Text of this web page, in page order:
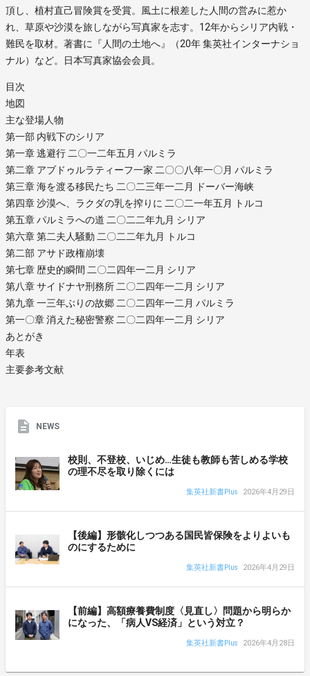
頂し、植村直己冒険賞を受賞。風土に根差した人間の営みに惹か
れ、草原や沙漠を旅しながら写真家を志す。12年からシリア内戦・
難民を取材。著書に『人間の土地へ』（20年 集英社インターナショ
ナル）など。日本写真家協会会員。
目次
地図
主な登場人物
第一部 内戦下のシリア
第一章 逃避行 二〇一二年五月 パルミラ
第二章 アブドゥルラティーフ一家 二〇〇八年一〇月 パルミラ
第三章 海を渡る移民たち 二〇二三年一二月 ドーバー海峡
第四章 沙漠へ、ラクダの乳を搾りに 二〇二一年五月 トルコ
第五章 パルミラへの道 二〇二二年九月 シリア
第六章 第二夫人騒動 二〇二二年九月 トルコ
第二部 アサド政権崩壊
第七章 歴史的瞬間 二〇二四年一二月 シリア
第八章 サイドナヤ刑務所 二〇二四年一二月 シリア
第九章 一三年ぶりの故郷 二〇二四年一二月 パルミラ
第一〇章 消えた秘密警察 二〇二四年一二月 シリア
あとがき
年表
主要参考文献
NEWS
校則、不登校、いじめ…生徒も教師も苦しめる学校
の理不尽を取り除くには
集英社新書Plus 2026年4月29日
【後編】形骸化しつつある国民皆保険をよりよいも
のにするために
集英社新書Plus 2026年4月29日
【前編】高額療養費制度〈見直し〉問題から明らか
になった、「病人VS経済」という対立？
集英社新書Plus 2026年4月28日